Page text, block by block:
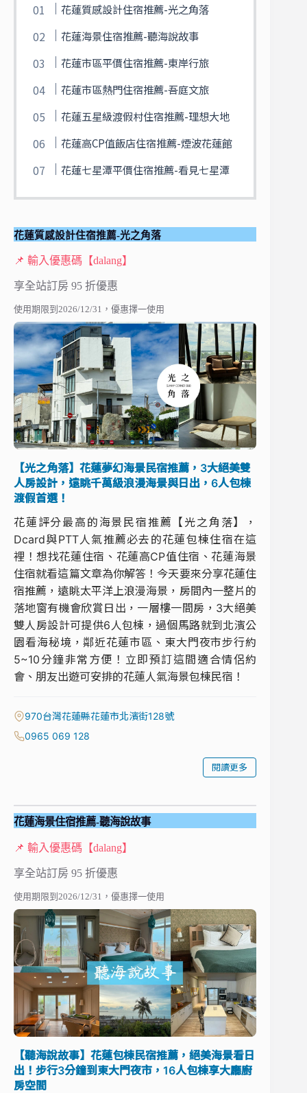
花蓮質感設計住宿推薦-光之角落
花蓮海景住宿推薦-聽海說故事
花蓮市區平價住宿推薦-東岸行旅
花蓮市區熱門住宿推薦-吾庭文旅
花蓮五星級渡假村住宿推薦-理想大地
花蓮高CP值飯店住宿推薦-煙波花蓮館
花蓮七星潭平價住宿推薦-看見七星潭
花蓮質感設計住宿推薦-光之角落
📌 輸入優惠碼【dalang】
享全站訂房 95 折優惠
使用期限到2026/12/31，優惠擇一使用
【光之角落】花蓮夢幻海景民宿推薦，3大絕美雙
人房設計，遠眺千萬級浪漫海景與日出，6人包棟
渡假首選！
花蓮評分最高的海景民宿推薦【光之角落】，
Dcard與PTT人氣推薦必去的花蓮包棟住宿在這
裡！想找花蓮住宿、花蓮高CP值住宿、花蓮海景
住宿就看這篇文章為你解答！今天要來分享花蓮住
宿推薦，遠眺太平洋上浪漫海景，房間內一整片的
落地窗有機會欣賞日出，一層樓一間房，3大絕美
雙人房設計可提供6人包棟，過個馬路就到北濱公
園看海秘境，鄰近花蓮市區、東大門夜市步行約
5~10分鐘非常方便！立即預訂這間適合情侶約
會、朋友出遊可安排的花蓮人氣海景包棟民宿！
970台灣花蓮縣花蓮市北濱街128號
0965 069 128
閱讀更多
花蓮海景住宿推薦-聽海說故事
📌 輸入優惠碼【dalang】
享全站訂房 95 折優惠
使用期限到2026/12/31，優惠擇一使用
【聽海說故事】花蓮包棟民宿推薦，絕美海景看日
出！步行3分鐘到東大門夜市，16人包棟享大廳廚
房空間